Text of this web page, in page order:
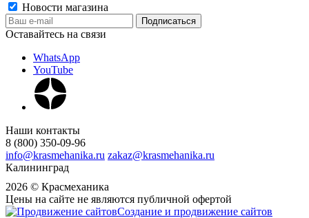
Новости магазина
Оставайтесь на связи
WhatsApp
YouTube
Наши контакты
8 (800) 350-09-96
info@krasmehanika.ru zakaz@krasmehanika.ru
Калининград
2026 © Красмеханика
Цены на сайте не являются публичной офертой
Создание и продвижение сайтов